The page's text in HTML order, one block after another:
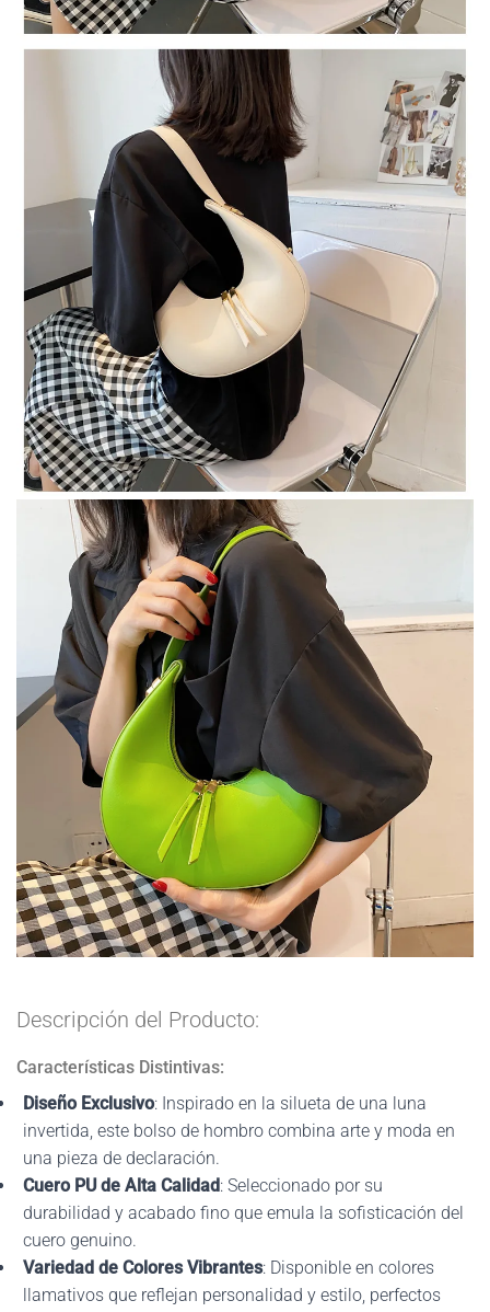
Descripción del Producto:
Características Distintivas:
Diseño Exclusivo: Inspirado en la silueta de una luna
invertida, este bolso de hombro combina arte y moda en
una pieza de declaración.
Cuero PU de Alta Calidad: Seleccionado por su
durabilidad y acabado fino que emula la sofisticación del
cuero genuino.
Variedad de Colores Vibrantes: Disponible en colores
llamativos que reflejan personalidad y estilo, perfectos